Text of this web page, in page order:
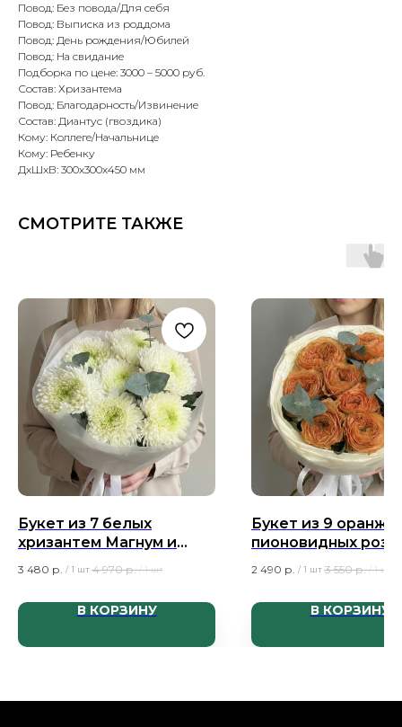
Повод: Без повода/Для себя
Повод: Выписка из роддома
Повод: День рождения/Юбилей
Повод: На свидание
Подборка по цене: 3000 – 5000 руб.
Состав: Хризантема
Повод: Благодарность/Извинение
Состав: Диантус (гвоздика)
Кому: Коллеге/Начальнице
Кому: Ребенку
ДxШxВ: 300x300x450 мм
СМОТРИТЕ ТАКЖЕ
Букет из 7 белых
хризантем Магнум и
3 480 р. / 1 шт 4 970 р. / 1 шт
В КОРЗИНУ
Букет из 9
пионовидных роз
2 490 р. / 1 шт 3 550 р. / 1 шт
В КОРЗИНУ